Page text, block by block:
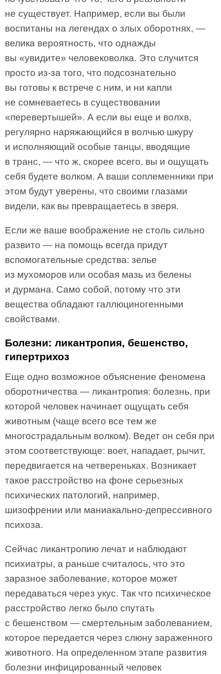
не существует. Например, если вы были
воспитаны на легендах о злых оборотнях, —
велика вероятность, что однажды
вы «увидите» человековолка. Это случится
просто из-за того, что подсознательно
вы готовы к встрече с ним, и ни капли
не сомневаетесь в существовании
«перевертышей». А если вы еще и волхв,
регулярно наряжающийся в волчью шкуру
и исполняющий особые танцы, вводящие
в транс, — что ж, скорее всего, вы и ощущать
себя будете волком. А ваши соплеменники при
этом будут уверены, что своими глазами
видели, как вы превращаетесь в зверя.
Если же ваше воображение не столь сильно
развито — на помощь всегда придут
вспомогательные средства: зелье
из мухоморов или особая мазь из белены
и дурмана. Само собой, потому что эти
вещества обладают галлюциногенными
свойствами.
Болезни: ликантропия, бешенство,
гипертрихоз
Еще одно возможное объяснение феномена
оборотничества — ликантропия: болезнь, при
которой человек начинает ощущать себя
животным (чаще всего все тем же
многострадальным волком). Ведет он себя при
этом соответствующе: воет, нападает, рычит,
передвигается на четвереньках. Возникает
такое расстройство на фоне серьезных
психических патологий, например,
шизофрении или маниакально-депрессивного
психоза.
Сейчас ликантропию лечат и наблюдают
психиатры, а раньше считалось, что это
заразное заболевание, которое может
передаваться через укус. Так что психическое
расстройство легко было спутать
с бешенством — смертельным заболеванием,
которое передается через слюну зараженного
животного. На определенном этапе развития
болезни инфицированный человек